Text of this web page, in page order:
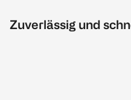
Zuverlässig und